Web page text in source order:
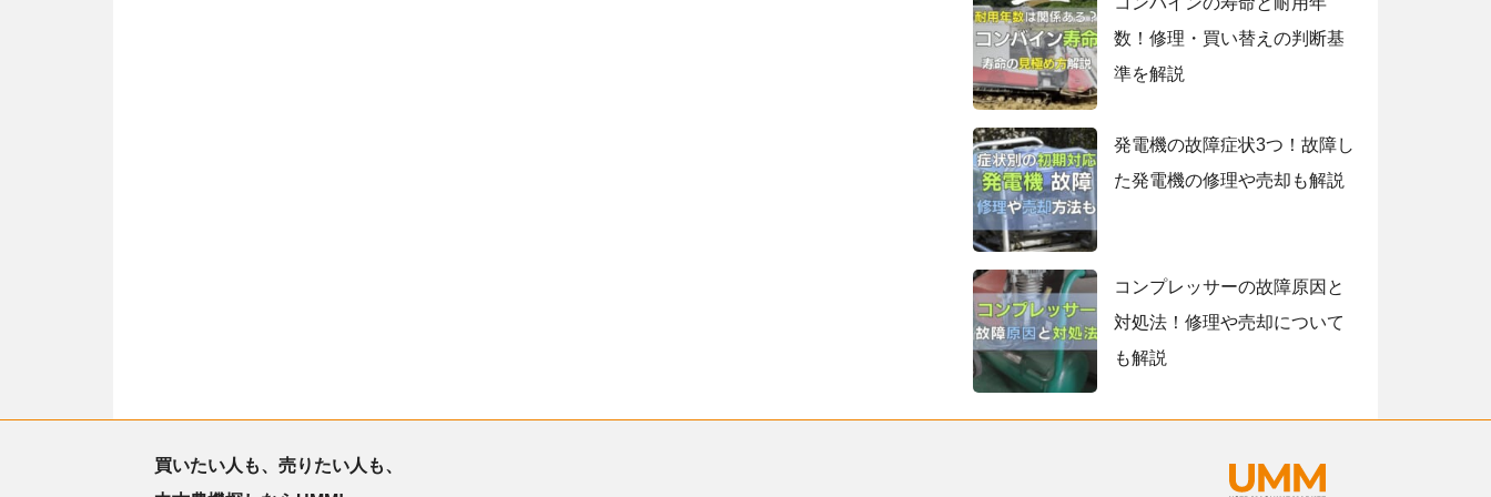
数！修理・買い替えの判断基
準を解説
発電機の故障症状3つ！故障し
た発電機の修理や売却も解説
コンプレッサーの故障原因と
対処法！修理や売却について
も解説
買いたい人も、売りたい人も、